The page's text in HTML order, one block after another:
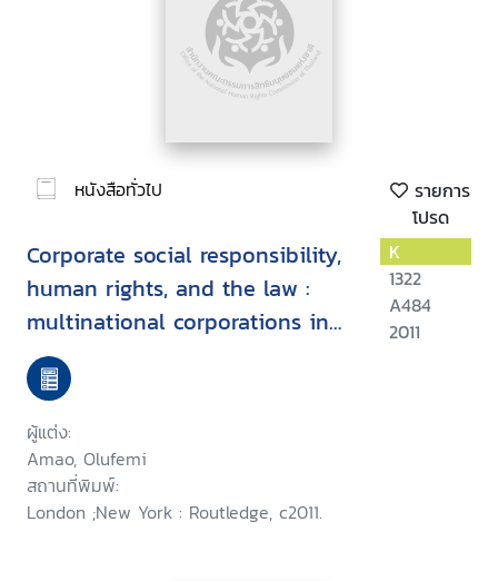
หนังสือทั่วไป
รายการ
โปรด
Corporate social responsibility,
human rights, and the law :
multinational corporations in
developing countries
ผู้แต่ง:
Amao, Olufemi
สถานที่พิมพ์:
London ;New York : Routledge, c2011.
K
1322
A484
2011